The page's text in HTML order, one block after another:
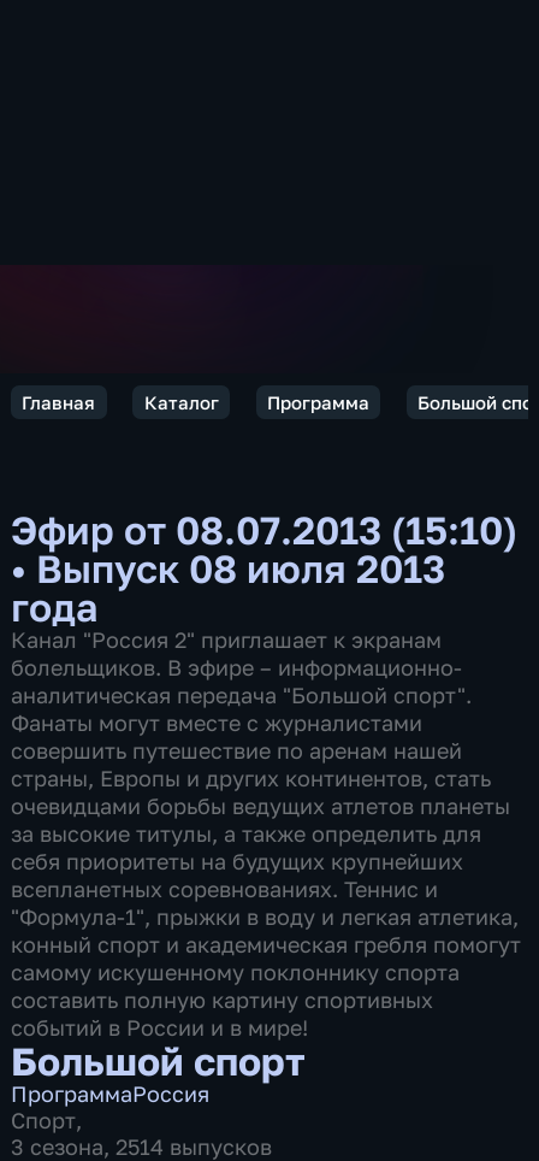
Главная Каталог Программа Большой
Эфир от 08.07.2013 (15:10)
• Выпуск 08 июля 2013
года
Канал "Россия 2" приглашает к экранам
болельщиков. В эфире – информационно-
аналитическая передача "Большой спорт".
Фанаты могут вместе с журналистами
совершить путешествие по аренам нашей
страны, Европы и других континентов, стать
очевидцами борьбы ведущих атлетов планеты
за высокие титулы, а также определить для
себя приоритеты на будущих крупнейших
всепланетных соревнованиях. Теннис и
"Формула-1", прыжки в воду и легкая атлетика,
конный спорт и академическая гребля помогут
самому искушенному поклоннику спорта
составить полную картину спортивных
событий в России и в мире!
Большой спорт
ПрограммаРоссия
Спорт,
3 сезона, 2514 выпусков